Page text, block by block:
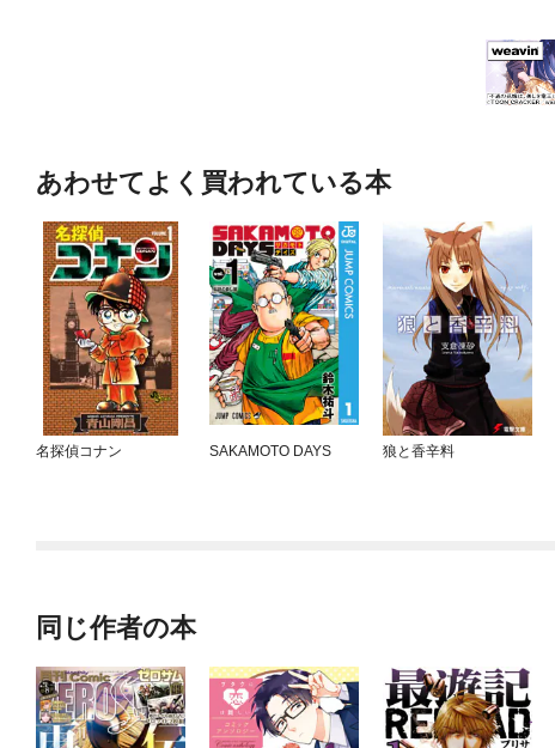
あわせてよく買われている本
名探偵コナン SAKAMOTO DAYS 狼と香辛料
同じ作者の本